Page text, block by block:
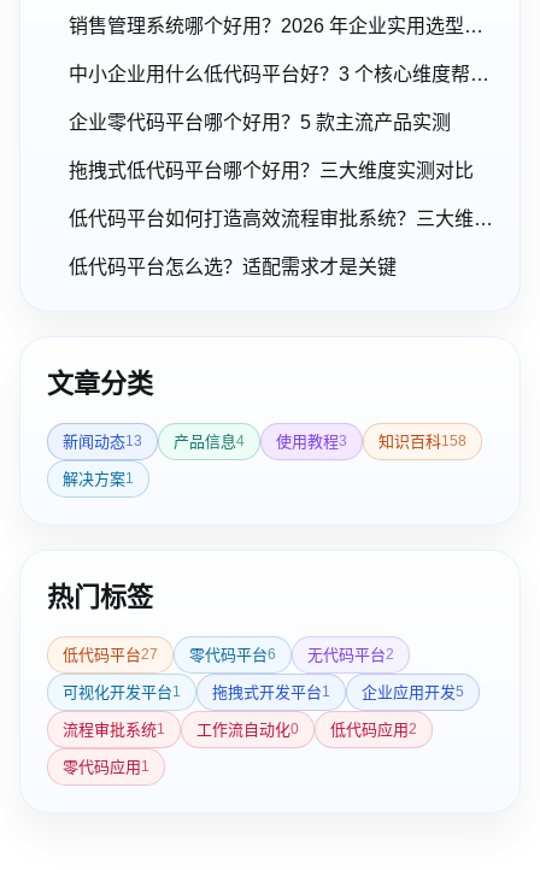
销售管理系统哪个好用？2026 年企业实用选型指南
中小企业用什么低代码平台好？3 个核心维度帮你避坑
企业零代码平台哪个好用？5 款主流产品实测
拖拽式低代码平台哪个好用？三大维度实测对比
低代码平台如何打造高效流程审批系统？三大维度解析
低代码平台怎么选？适配需求才是关键
文章分类
新闻动态13 产品信息4 使用教程3 知识百科158
解决方案1
热门标签
低代码平台27 零代码平台6 无代码平台2
可视化开发平台1 拖拽式开发平台1 企业应用开发5
流程审批系统1 工作流自动化0 低代码应用2
零代码应用1